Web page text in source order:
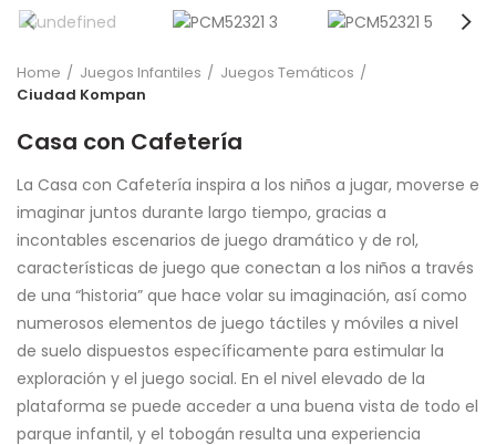
Home Juegos Infantiles
Juegos Temáticos
Ciudad Kompan
Casa con Cafetería
La Casa con Cafetería inspira a los niños a jugar, moverse e
imaginar juntos durante largo tiempo, gracias a
incontables escenarios de juego dramático y de rol,
características de juego que conectan a los niños a través
de una “historia” que hace volar su imaginación, así como
numerosos elementos de juego táctiles y móviles a nivel
de suelo dispuestos específicamente para estimular la
exploración y el juego social. En el nivel elevado de la
plataforma se puede acceder a una buena vista de todo el
parque infantil, y el tobogán resulta una experiencia